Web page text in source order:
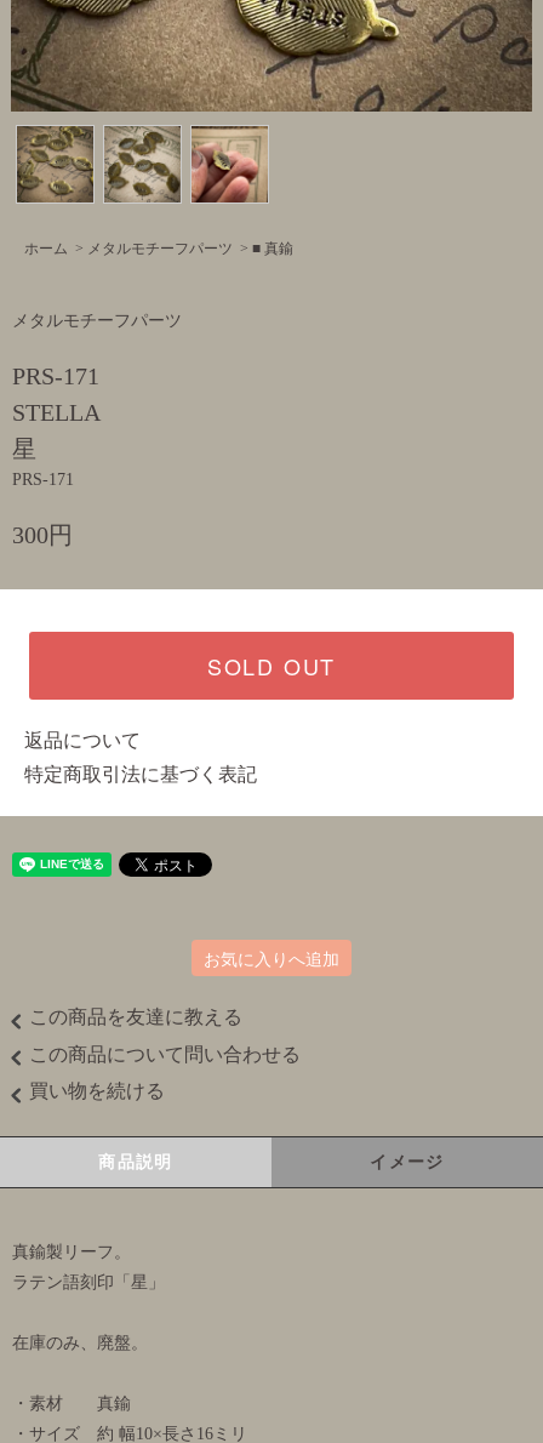
ホーム > メタルモチーフパーツ > ■ 真鍮
メタルモチーフパーツ
PRS-171
STELLA
星
PRS-171
300円
SOLD OUT
返品について
特定商取引法に基づく表記
お気に入りへ追加
この商品を友達に教える
この商品について問い合わせる
買い物を続ける
商品説明 イメージ
真鍮製リーフ。
ラテン語刻印「星」
在庫のみ、廃盤。
・素材 真鍮
・サイズ 約 幅10×長さ16ミリ